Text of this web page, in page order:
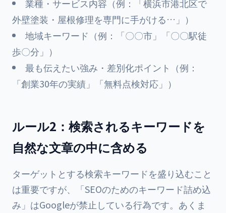
業種・サービス内容（例：「横浜市港北区で
外壁塗装・屋根修理を専門に手がける…」）
地域キーワード（例：「〇〇市」「〇〇駅徒
歩〇分」）
最も伝えたい強み・差別化ポイント（例：
「創業30年の実績」「無料点検対応」）
ルール2：検索されるキーワードを
自然な文章の中に含める
ターゲットとする検索キーワードを盛り込むこと
は重要ですが、「SEOのためのキーワード詰め込
み」はGoogleが禁止している行為です。あくま